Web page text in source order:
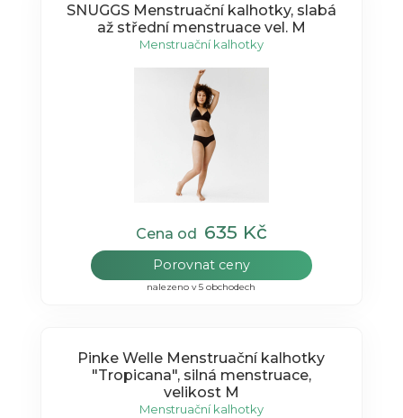
SNUGGS Menstruační kalhotky, slabá
až střední menstruace vel. M
Menstruační kalhotky
Cena od 635 Kč
Porovnat ceny
nalezeno v 5 obchodech
Pinke Welle Menstruační kalhotky
"Tropicana", silná menstruace,
velikost M
Menstruační kalhotky